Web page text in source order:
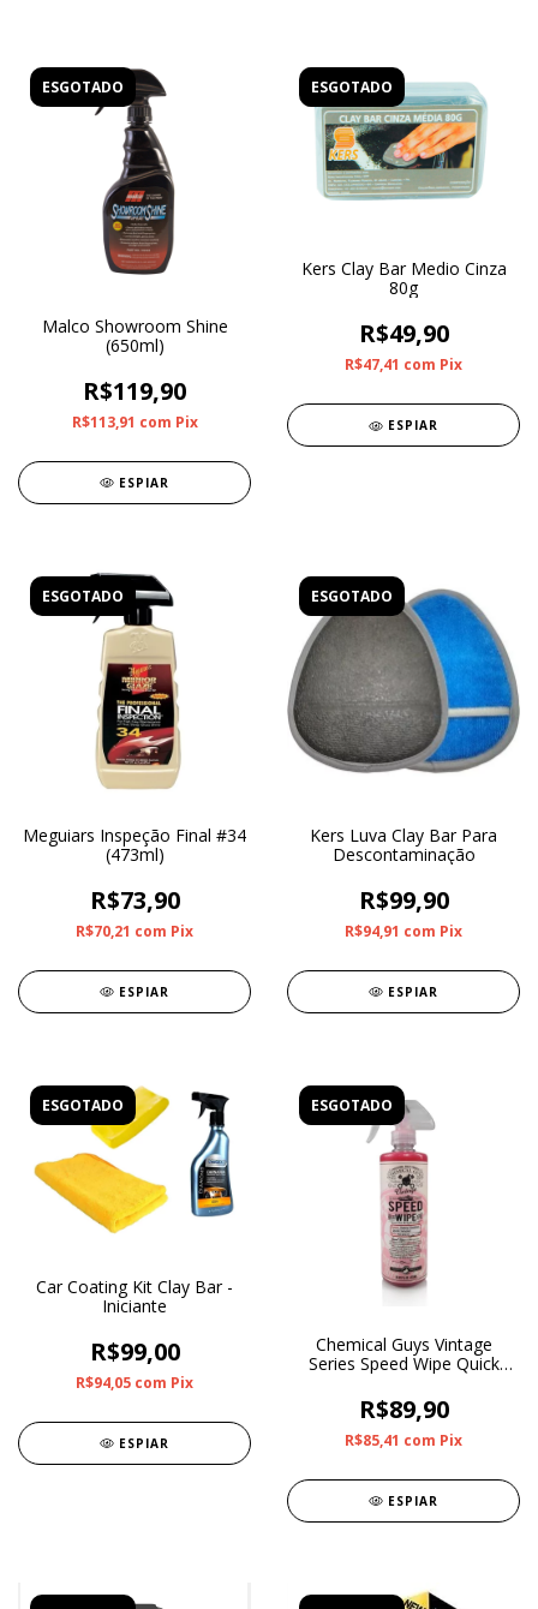
ESGOTADO
Malco Showroom Shine
(650ml)
R$119,90
R$113,91 com Pix
ESPIAR
ESGOTADO
Kers Clay Bar Medio Cinza
80g
R$49,90
R$47,41 com Pix
ESPIAR
ESGOTADO
Meguiars Inspeção Final #34
(473ml)
R$73,90
R$70,21 com Pix
ESPIAR
ESGOTADO
Kers Luva Clay Bar Para
Descontaminação
R$99,90
R$94,91 com Pix
ESPIAR
ESGOTADO
Car Coating Kit Clay Bar -
Iniciante
R$99,00
R$94,05 com Pix
ESPIAR
ESGOTADO
Chemical Guys Vintage
Series Speed Wipe Quick
R$89,90
R$85,41 com Pix
ESPIAR